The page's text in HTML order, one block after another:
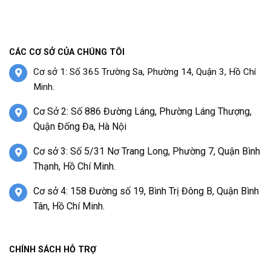
CÁC CƠ SỞ CỦA CHÚNG TÔI
Cơ sở 1: Số 365 Trường Sa, Phường 14, Quận 3, Hồ Chí
Minh.
Cơ Sở 2: Số 886 Đường Láng, Phường Láng Thượng,
Quận Đống Đa, Hà Nội
Cơ sở 3: Số 5/31 Nơ Trang Long, Phường 7, Quận Bình
Thạnh, Hồ Chí Minh.
Cơ sở 4: 158 Đường số 19, Bình Trị Đông B, Quận Bình
Tân, Hồ Chí Minh.
CHÍNH SÁCH HỖ TRỢ